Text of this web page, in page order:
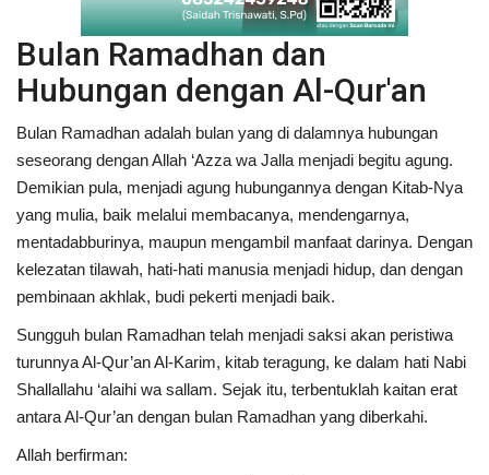
Bulan Ramadhan dan
Hubungan dengan Al-Qur'an
Bulan Ramadhan adalah bulan yang di dalamnya hubungan
seseorang dengan Allah ‘Azza wa Jalla menjadi begitu agung.
Demikian pula, menjadi agung hubungannya dengan Kitab-Nya
yang mulia, baik melalui membacanya, mendengarnya,
mentadabburinya, maupun mengambil manfaat darinya. Dengan
kelezatan tilawah, hati-hati manusia menjadi hidup, dan dengan
pembinaan akhlak, budi pekerti menjadi baik.
Sungguh bulan Ramadhan telah menjadi saksi akan peristiwa
turunnya Al-Qur’an Al-Karim, kitab teragung, ke dalam hati Nabi
Shallallahu ‘alaihi wa sallam. Sejak itu, terbentuklah kaitan erat
antara Al-Qur’an dengan bulan Ramadhan yang diberkahi.
Allah berfirman: